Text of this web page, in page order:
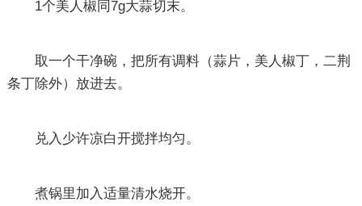
1个美人椒同7g大蒜切末。
取一个干净碗，把所有调料（蒜片，美人椒丁，二荆
条丁除外）放进去。
兑入少许凉白开搅拌均匀。
煮锅里加入适量清水烧开。